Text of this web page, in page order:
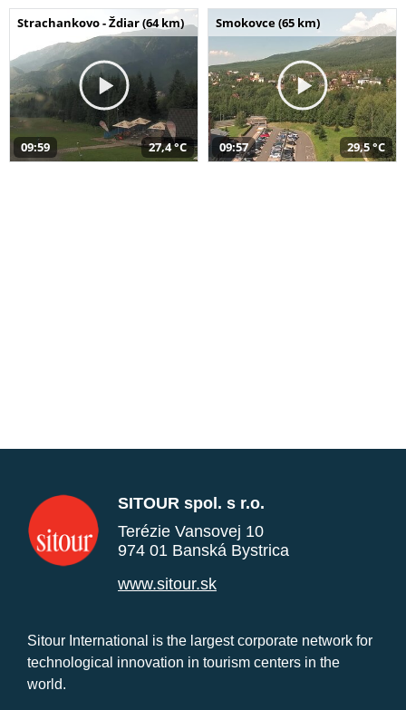
Strachankovo - Ždiar (64 km)
09:59 27,4 °C
Smokovce (65 km)
09:57 29,5 °C
SITOUR spol. s r.o.
Terézie Vansovej 10
974 01 Banská Bystrica
www.sitour.sk
Sitour International is the largest corporate network for
technological innovation in tourism centers in the
world.